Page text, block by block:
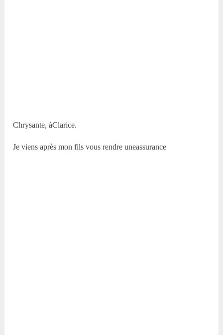
Chrysante, àClarice.
Je viens après mon fils vous rendre uneassurance